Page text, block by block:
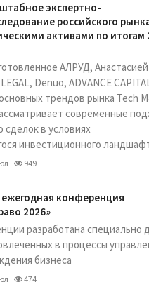
экспертно-
российского
активами по итогам
АЛРУД, Анастасией
Denuo, ADVANCE
трендов рынка Tech
современные
сделок в условиях
инвестиционного
949
ежегодная конференция
2026»
разработана специально
в процессы
бизнеса
474